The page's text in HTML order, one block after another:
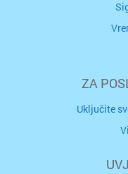
ZA
Uključite